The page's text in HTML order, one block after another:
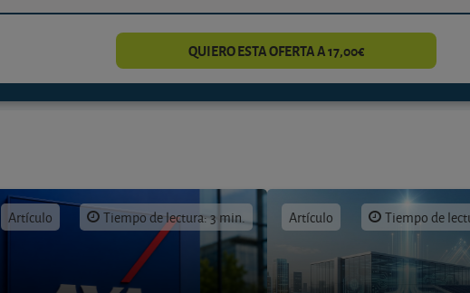
QUIERO ESTA OFERTA A 17,00€
Artículo Tiempo de lectura: 3 min. Artículo Tiempo de